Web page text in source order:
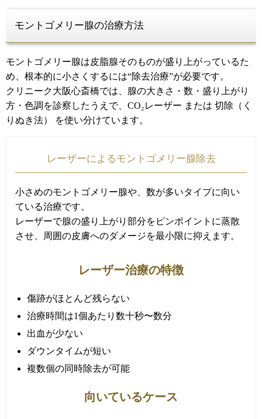
モントゴメリー腺の治療方法
モントゴメリー腺は皮脂腺そのものが盛り上がっているた
め、根本的に小さくするには“除去治療”が必要です。
クリニーク大阪心斎橋では、腺の大きさ・数・盛り上がり
方・色調を診察したうえで、CO₂レーザー または 切除（く
りぬき法） を使い分けています。
レーザーによるモントゴメリー腺除去
小さめのモントゴメリー腺や、数が多いタイプに向い
ている治療です。
レーザーで腺の盛り上がり部分をピンポイントに蒸散
させ、周囲の皮膚へのダメージを最小限に抑えます。
レーザー治療の特徴
傷跡がほとんど残らない
治療時間は1個あたり数十秒〜数分
出血が少ない
ダウンタイムが短い
複数個の同時除去が可能
向いているケース